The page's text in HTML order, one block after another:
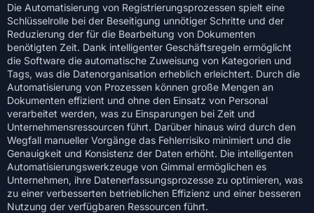
Die Automatisierung von Registrierungsprozessen spielt eine
Schlüsselrolle bei der Beseitigung unnötiger Schritte und der
Reduzierung der für die Bearbeitung von Dokumenten
benötigten Zeit. Dank intelligenter Geschäftsregeln ermöglicht
die Software die automatische Zuweisung von Kategorien und
Tags, was die Datenorganisation erheblich erleichtert. Durch die
Automatisierung von Prozessen können große Mengen an
Dokumenten effizient und ohne den Einsatz von Personal
verarbeitet werden, was zu Einsparungen bei Zeit und
Unternehmensressourcen führt. Darüber hinaus wird durch den
Wegfall manueller Vorgänge das Fehlerrisiko minimiert und die
Genauigkeit und Konsistenz der Daten erhöht. Die intelligenten
Automatisierungswerkzeuge von Gimmal ermöglichen es
Unternehmen, ihre Datenerfassungsprozesse zu optimieren, was
zu einer verbesserten betrieblichen Effizienz und einer besseren
Nutzung der verfügbaren Ressourcen führt.